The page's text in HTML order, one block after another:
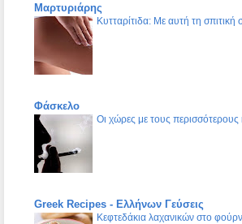
Μαρτυριάρης
Κυτταρίτιδα: Με αυτή τη σπιτική
Φάσκελο
Οι χώρες με τους
Greek Recipes - Ελλήνων Γεύσεις
Κεφτεδάκια λαχανικών στο